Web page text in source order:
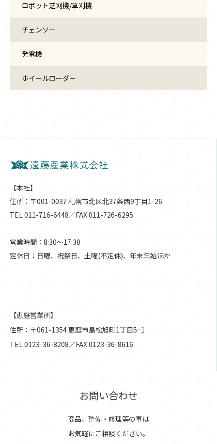
ロボット芝刈機/草刈機
チェンソー
発電機
ホイールローダー
【本社】
住所：〒001-0037 札幌市北区北37条西9丁目1-26
TEL 011-716-6448／FAX 011-726-6295
営業時間：8:30〜17:30
定休日：日曜、祝祭日、土曜(不定休)、年末年始ほか
【恵庭営業所】
住所：〒061-1354 恵庭市島松旭町1丁目5−1
TEL 0123-36-8208／FAX 0123-36-8616
お問い合わせ
商品、整備・修理等の事は
お気軽にご相談ください。